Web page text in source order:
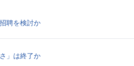
聘を検討か
」は終了か